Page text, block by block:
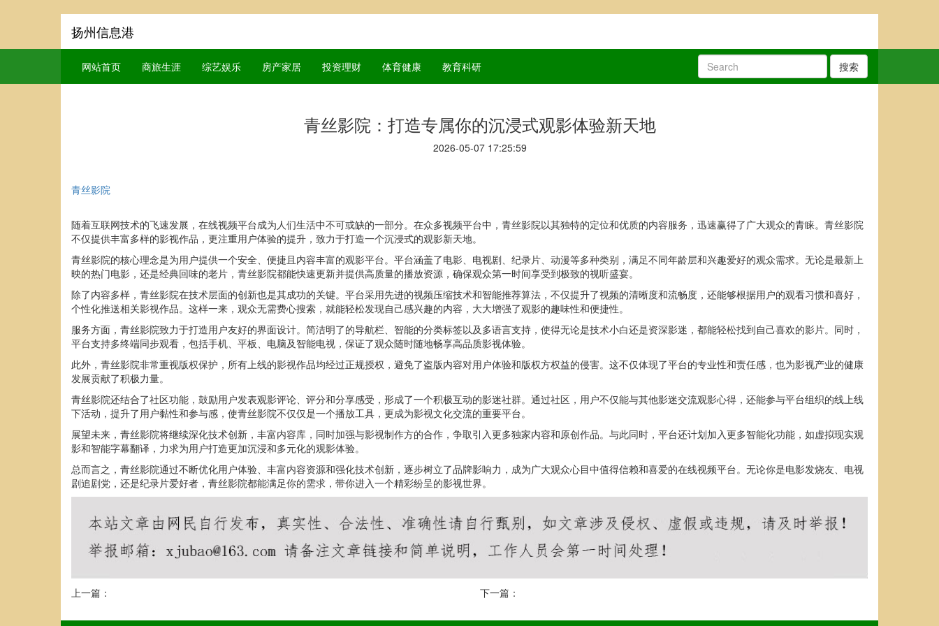
扬州信息港
网站首页 商旅生涯 综艺娱乐 房产家居 投资理财 体育健康 教育科研 搜索
青丝影院：打造专属你的沉浸式观影体验新天地
2026-05-07 17:25:59
青丝影院
随着互联网技术的飞速发展，在线视频平台成为人们生活中不可或缺的一部分。在众多视频平台中，青丝影院以其独特的定位和优质的内容服务，迅速赢得了广大观众的青睐。青丝影院
不仅提供丰富多样的影视作品，更注重用户体验的提升，致力于打造一个沉浸式的观影新天地。
青丝影院的核心理念是为用户提供一个安全、便捷且内容丰富的观影平台。平台涵盖了电影、电视剧、纪录片、动漫等多种类别，满足不同年龄层和兴趣爱好的观众需求。无论是最新上
映的热门电影，还是经典回味的老片，青丝影院都能快速更新并提供高质量的播放资源，确保观众第一时间享受到极致的视听盛宴。
除了内容多样，青丝影院在技术层面的创新也是其成功的关键。平台采用先进的视频压缩技术和智能推荐算法，不仅提升了视频的清晰度和流畅度，还能够根据用户的观看习惯和喜好，
个性化推送相关影视作品。这样一来，观众无需费心搜索，就能轻松发现自己感兴趣的内容，大大增强了观影的趣味性和便捷性。
服务方面，青丝影院致力于打造用户友好的界面设计。简洁明了的导航栏、智能的分类标签以及多语言支持，使得无论是技术小白还是资深影迷，都能轻松找到自己喜欢的影片。同时，
平台支持多终端同步观看，包括手机、平板、电脑及智能电视，保证了观众随时随地畅享高品质影视体验。
此外，青丝影院非常重视版权保护，所有上线的影视作品均经过正规授权，避免了盗版内容对用户体验和版权方权益的侵害。这不仅体现了平台的专业性和责任感，也为影视产业的健康
发展贡献了积极力量。
青丝影院还结合了社区功能，鼓励用户发表观影评论、评分和分享感受，形成了一个积极互动的影迷社群。通过社区，用户不仅能与其他影迷交流观影心得，还能参与平台组织的线上线
下活动，提升了用户黏性和参与感，使青丝影院不仅仅是一个播放工具，更成为影视文化交流的重要平台。
展望未来，青丝影院将继续深化技术创新，丰富内容库，同时加强与影视制作方的合作，争取引入更多独家内容和原创作品。与此同时，平台还计划加入更多智能化功能，如虚拟现实观
影和智能字幕翻译，力求为用户打造更加沉浸和多元化的观影体验。
总而言之，青丝影院通过不断优化用户体验、丰富内容资源和强化技术创新，逐步树立了品牌影响力，成为广大观众心目中值得信赖和喜爱的在线视频平台。无论你是电影发烧友、电视
剧追剧党，还是纪录片爱好者，青丝影院都能满足你的需求，带你进入一个精彩纷呈的影视世界。
上一篇： 下一篇：